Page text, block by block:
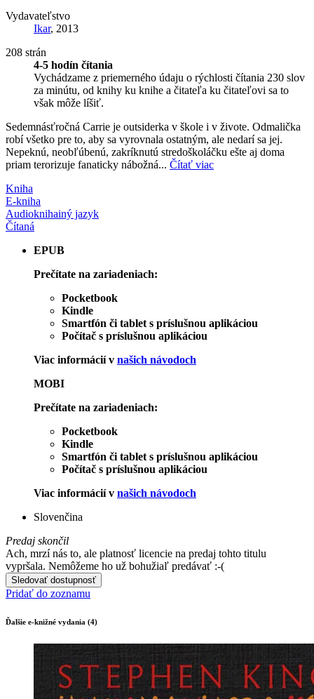
Vydavateľstvo
Ikar, 2013
208 strán
4-5 hodín čítania
Vychádzame z priemerného údaju o rýchlosti čítania 230 slov
za minútu, od knihy ku knihe a čitateľa ku čitateľovi sa to
však môže líšiť.
Sedemnásťročná Carrie je outsiderka v škole i v živote. Odmalička
robí všetko pre to, aby sa vyrovnala ostatným, ale nedarí sa jej.
Nepeknú, neobľúbenú, zakríknutú stredoškoláčku ešte aj doma
priam terorizuje fanaticky nábožná... Čítať viac
Kniha
E-kniha
Audioknihainý jazyk
Čítaná
EPUB
Prečítate na zariadeniach:
Pocketbook
Kindle
Smartfón či tablet s príslušnou aplikáciou
Počítač s príslušnou aplikáciou
Viac informácií v našich návodoch
MOBI
Prečítate na zariadeniach:
Pocketbook
Kindle
Smartfón či tablet s príslušnou aplikáciou
Počítač s príslušnou aplikáciou
Viac informácií v našich návodoch
Slovenčina
Predaj skončil
Ach, mrzí nás to, ale platnosť licencie na predaj tohto titulu
vypršala. Nemôžeme ho už bohužiaľ predávať :-(
Sledovať dostupnosť
Pridať do zoznamu
Ďalšie e-knižné vydania (4)